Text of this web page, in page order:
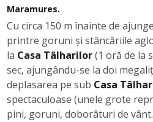
Maramures.
Cu circa 150 m înainte de
printre goruni și stâncăriile
la Casa Tâlharilor(1 oră de la
sec, ajungându-se la doi
deplasarea pe sub Casa
spectaculoase (unele grote
pini, goruni, doborâturi de vânt.